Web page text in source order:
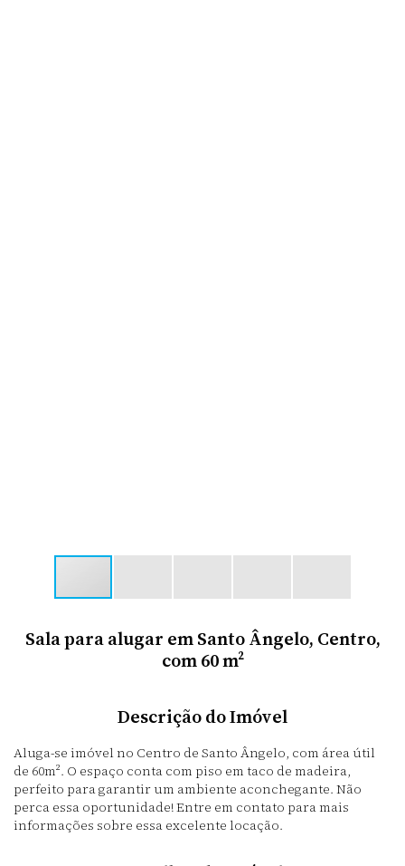
Sala para alugar em Santo Ângelo, Centro,
com 60 m²
Descrição do Imóvel
Aluga-se imóvel no Centro de Santo Ângelo, com área útil
de 60m². O espaço conta com piso em taco de madeira,
perfeito para garantir um ambiente aconchegante. Não
perca essa oportunidade! Entre em contato para mais
informações sobre essa excelente locação.